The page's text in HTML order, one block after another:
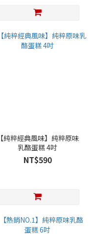
【純粹經典風味】純粹原味
乳酪蛋糕 4吋
NT$590